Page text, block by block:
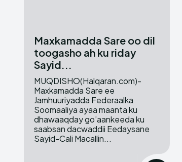
Maxkamadda Sare oo dil
toogasho ah ku riday
Sayid...
MUQDISHO(Halqaran.com)-
Maxkamadda Sare ee
Jamhuuriyadda Federaalka
Soomaaliya ayaa maanta ku
dhawaaqday go’aankeeda ku
saabsan dacwaddii Eedaysane
Sayid-Cali Macallin...